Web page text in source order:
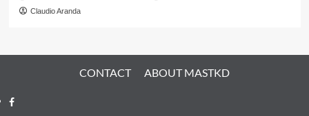
Claudio Aranda
CONTACT ABOUT MASTKD
Facebook